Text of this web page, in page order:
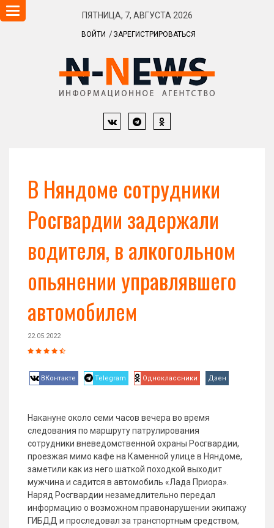
ПЯТНИЦА, 7, АВГУСТА 2026
ВОЙТИ ЗАРЕГИСТРИРОВАТЬСЯ
Навигация
В Няндоме сотрудники
Росгвардии задержали
водителя, в алкогольном
опьянении управлявшего
автомобилем
22.05.2022
ВКонтакте Telegram Одноклассники Дзен
Накануне около семи часов вечера во время
следования по маршруту патрулирования
сотрудники вневедомственной охраны Росгвардии,
проезжая мимо кафе на Каменной улице в Няндоме,
заметили как из него шаткой походкой выходит
мужчина и садится в автомобиль «Лада Приора».
Наряд Росгвардии незамедлительно передал
информацию о возможном правонарушении экипажу
ГИБДД и проследовал за транспортным средством,